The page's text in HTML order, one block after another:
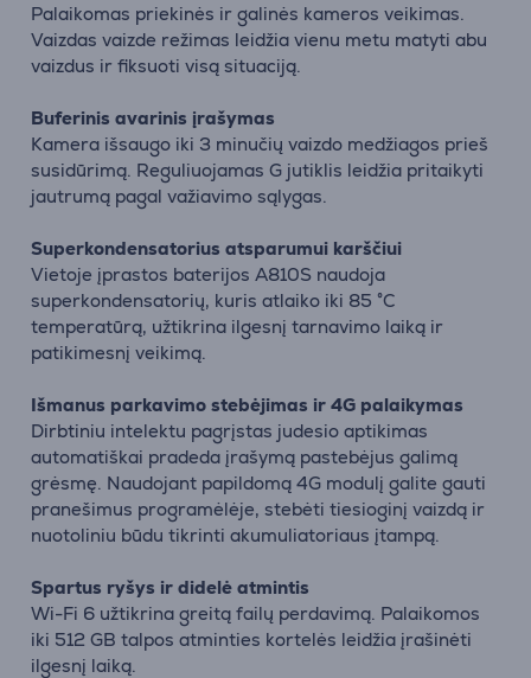
Palaikomas priekinės ir galinės kameros veikimas.
Vaizdas vaizde režimas leidžia vienu metu matyti abu
vaizdus ir fiksuoti visą situaciją.
Buferinis avarinis įrašymas
Kamera išsaugo iki 3 minučių vaizdo medžiagos prieš
susidūrimą. Reguliuojamas G jutiklis leidžia pritaikyti
jautrumą pagal važiavimo sąlygas.
Superkondensatorius atsparumui karščiui
Vietoje įprastos baterijos A810S naudoja
superkondensatorių, kuris atlaiko iki 85 °C
temperatūrą, užtikrina ilgesnį tarnavimo laiką ir
patikimesnį veikimą.
Išmanus parkavimo stebėjimas ir 4G palaikymas
Dirbtiniu intelektu pagrįstas judesio aptikimas
automatiškai pradeda įrašymą pastebėjus galimą
grėsmę. Naudojant papildomą 4G modulį galite gauti
pranešimus programėlėje, stebėti tiesioginį vaizdą ir
nuotoliniu būdu tikrinti akumuliatoriaus įtampą.
Spartus ryšys ir didelė atmintis
Wi-Fi 6 užtikrina greitą failų perdavimą. Palaikomos
iki 512 GB talpos atminties kortelės leidžia įrašinėti
ilgesnį laiką.